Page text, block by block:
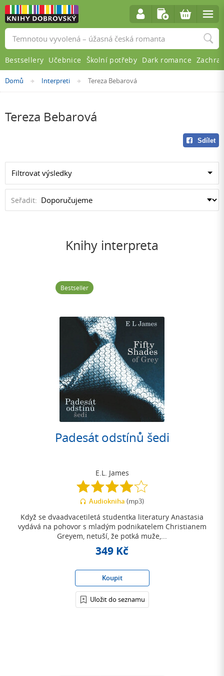
Nacházíte
se
Domů »Interpreti »Tereza Bebarová
Tereza Bebarová
Sdílet
Filtrovat výsledky
Seřadit:
Knihy interpreta
Bestseller
Padesát odstínů šedi
E.L. James
4.1
z
5
Audiokniha (mp3)
Když se dvaadvacetiletá studentka literatury Anastasia
vydává na pohovor s mladým podnikatelem Christianem
Greyem, netuší, že potká muže,...
349 Kč
Koupit
Uložit do seznamu
Vyhledávání
Bestsellery Učebnice Školní potřeby Dark romance